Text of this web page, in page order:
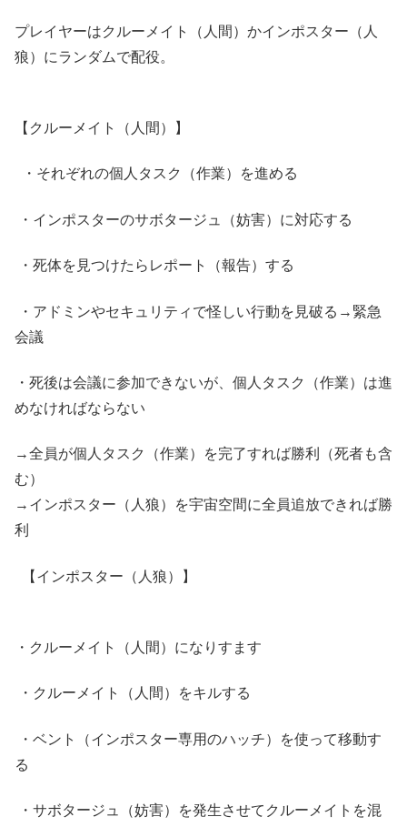
プレイヤーはクルーメイト（人間）かインポスター（人
狼）にランダムで配役。
【クルーメイト（人間）】
・それぞれの個人タスク（作業）を進める
・インポスターのサボタージュ（妨害）に対応する
・死体を見つけたらレポート（報告）する
・アドミンやセキュリティで怪しい行動を見破る→緊急
会議
・死後は会議に参加できないが、個人タスク（作業）は進
めなければならない
→全員が個人タスク（作業）を完了すれば勝利（死者も含
む）
→インポスター（人狼）を宇宙空間に全員追放できれば勝
利
【インポスター（人狼）】
・クルーメイト（人間）になりすます
・クルーメイト（人間）をキルする
・ベント（インポスター専用のハッチ）を使って移動す
る
・サボタージュ（妨害）を発生させてクルーメイトを混